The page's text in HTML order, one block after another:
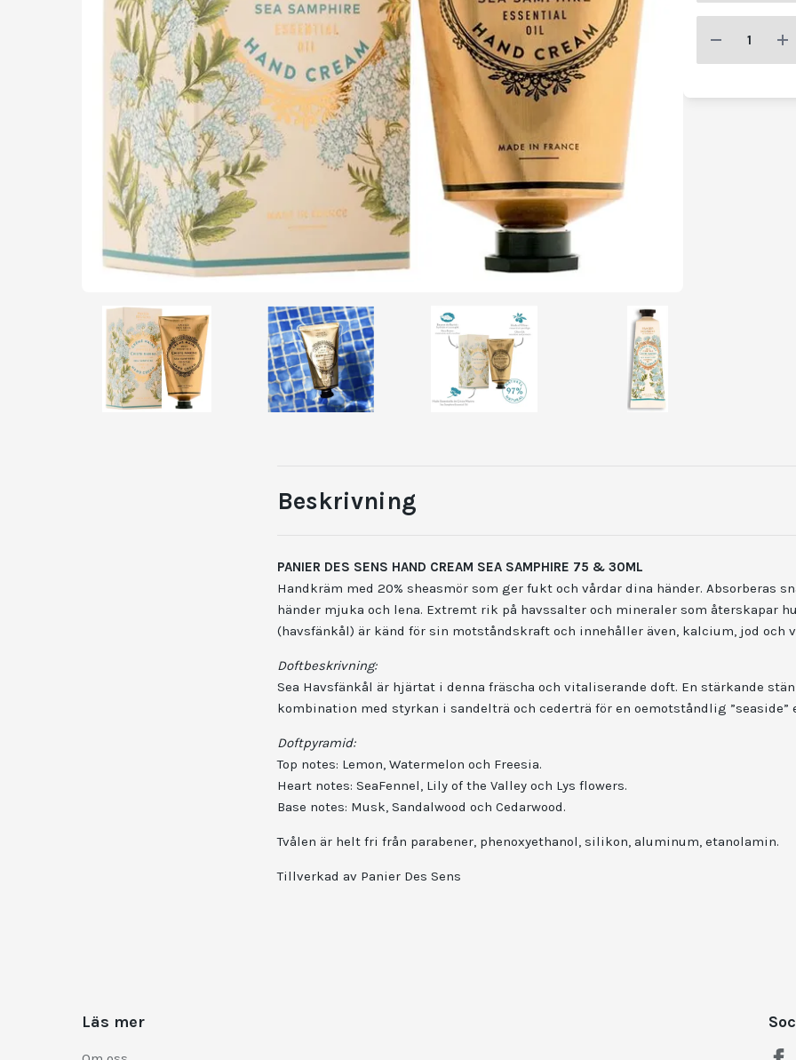
Beskrivning
PANIER DES SENS HAND CREAM SEA SAMPHIRE 75 & 30ML
Handkräm med 20% sheasmör som ger fukt och vårdar dina händer. Absorberas
händer mjuka och lena. Extremt rik på havssalter och mineraler som återskapar
(havsfänkål) är känd för sin motståndskraft och innehåller även, kalcium, jod och
Doftbeskrivning:
Sea Havsfänkål är hjärtat i denna fräscha och vitaliserande doft. En stärkande
kombination med styrkan i sandelträ och cederträ för en oemotståndlig ”seaside”
Doftpyramid:
Top notes: Lemon, Watermelon och Freesia.
Heart notes: SeaFennel, Lily of the Valley och Lys flowers.
Base notes: Musk, Sandalwood och Cedarwood.
Tvålen är helt fri från parabener, phenoxyethanol, silikon, aluminum, etanolamin.
Tillverkad av Panier Des Sens
Läs mer